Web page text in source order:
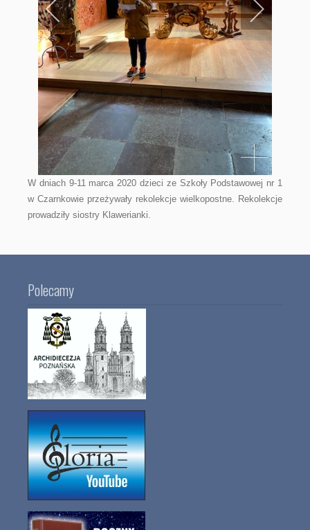
W dniach 9-11 marca 2020 dzieci ze Szkoły Podstawowej nr 1
w Czarnkowie przeżywały rekolekcje wielkopostne. Rekolekcje
prowadziły siostry Klawerianki.
Polecamy